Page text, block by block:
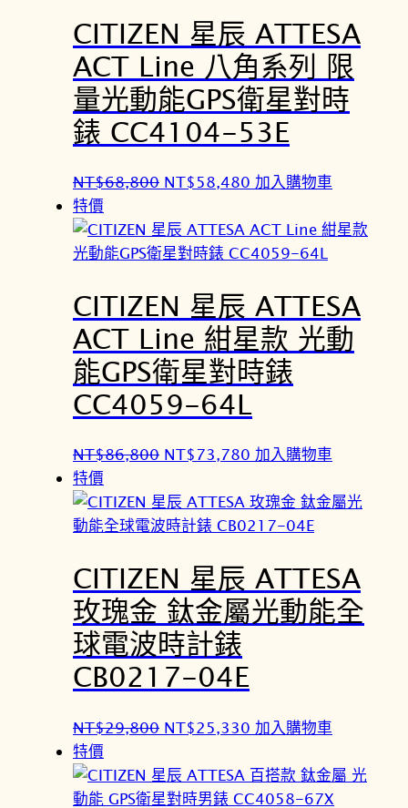
T
$
5
9
8
0
$
5
0
,
8
3
0
CITIZEN 星辰 ATTESA
ACT Line 八角系列 限
量光動能GPS衛星對時
錶 CC4104-53E
NT$68,800 原
價
格
N
T
$
6
8
,
0
。
NT$58,480 目
價
格
N
T
$
5
,
4
8
0
。
加入購物車
特價
CITIZEN 星辰 ATTESA
ACT Line 紺星款 光動
能GPS衛星對時錶
CC4059-64L
NT$86,800 原
價
格
N
T
$
8
6
,
0
。
NT$73,780 目
價
格
N
T
$
8
。
加入購物車
特價
CITIZEN 星辰 ATTESA
玫瑰金 鈦金屬光動能全
球電波時計錶
CB0217-04E
NT$29,800 原
價
格
NT$25,330 目
價
格
加入購物車
特價